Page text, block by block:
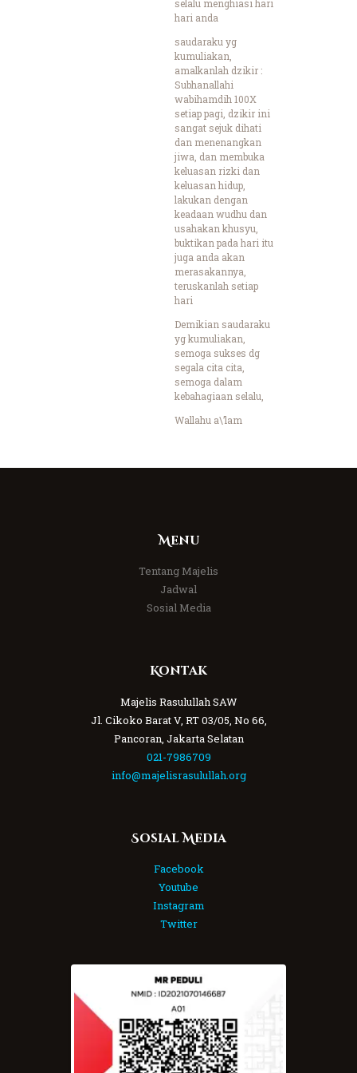
selalu menghiasi hari
hari anda
saudaraku yg
kumuliakan,
amalkanlah dzikir :
Subhanallahi
wabihamdih 100X
setiap pagi, dzikir ini
sangat sejuk dihati
dan menenangkan
jiwa, dan membuka
keluasan rizki dan
keluasan hidup,
lakukan dengan
keadaan wudhu dan
usahakan khusyu,
buktikan pada hari itu
juga anda akan
merasakannya,
teruskanlah setiap
hari
Demikian saudaraku
yg kumuliakan,
semoga sukses dg
segala cita cita,
semoga dalam
kebahagiaan selalu,
Wallahu a\’lam
Menu
Tentang Majelis
Jadwal
Sosial Media
Kontak
Majelis Rasulullah SAW
Jl. Cikoko Barat V, RT 03/05, No 66,
Pancoran, Jakarta Selatan
021-7986709
info@majelisrasulullah.org
Sosial Media
Facebook
Youtube
Instagram
Twitter